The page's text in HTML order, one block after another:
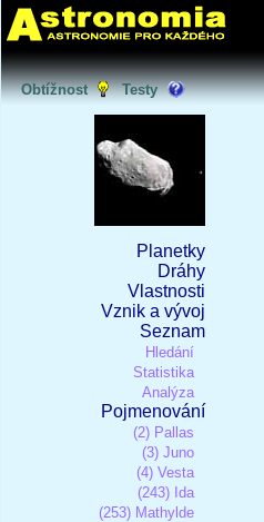
Obtížnost Testy
Planetky
Dráhy
Vlastnosti
Vznik a vývoj
Seznam
Hledání
Statistika
Analýza
Pojmenování
(2) Pallas
(3) Juno
(4) Vesta
(243) Ida
(253) Mathylde